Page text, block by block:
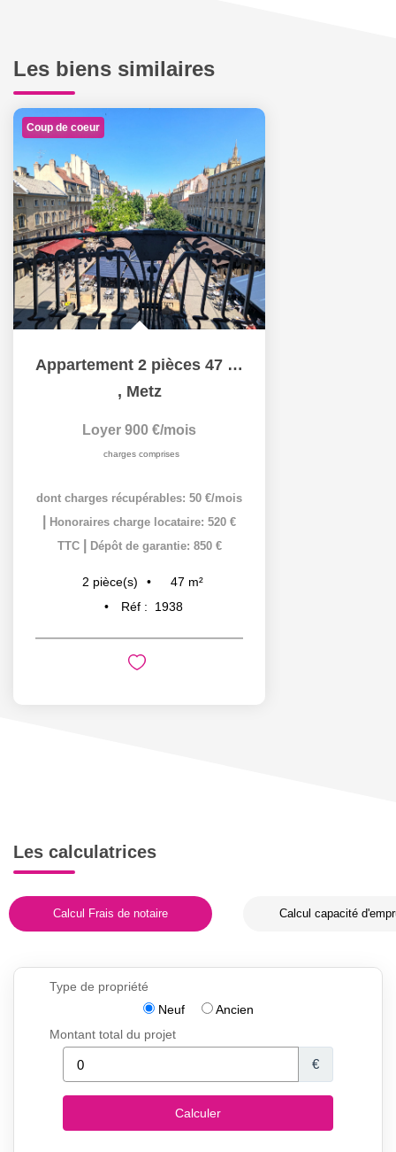
Les biens similaires
Coup de coeur
Appartement 2 pièces 47 m² (56 m² au sol) à louer à METZ...
, Metz
Loyer 900 €/mois
charges comprises
dont charges récupérables: 50 €/mois
Honoraires charge locataire: 520 €
TTC
Dépôt de garantie: 850 €
2 pièce(s) 47 m²
Réf :
1938
Les calculatrices
Calcul Frais de notaire Calcul capacité